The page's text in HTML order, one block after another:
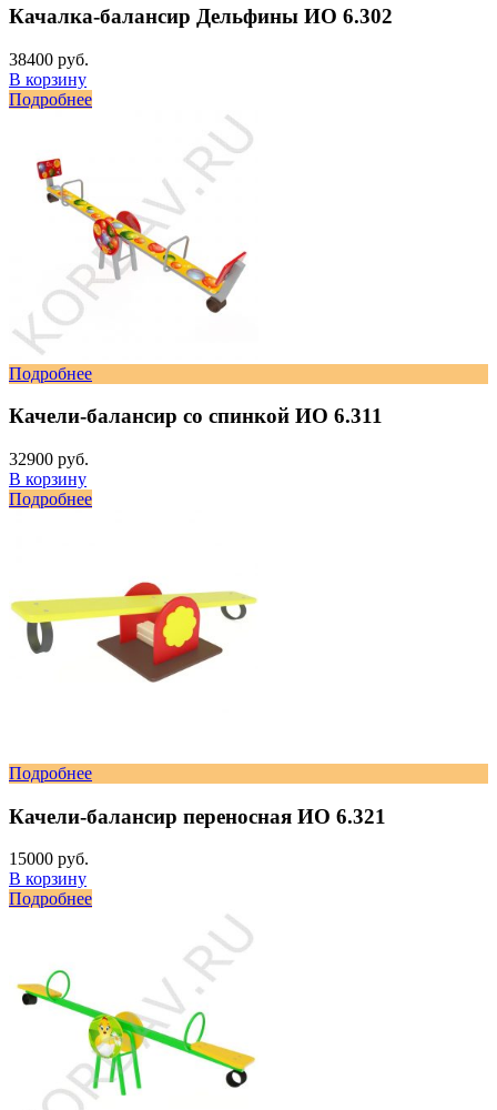
Качалка-балансир Дельфины ИО 6.302
38400 руб.
В корзину
Подробнее
Подробнее
Качели-балансир со спинкой ИО 6.311
32900 руб.
В корзину
Подробнее
Подробнее
Качели-балансир переносная ИО 6.321
15000 руб.
В корзину
Подробнее